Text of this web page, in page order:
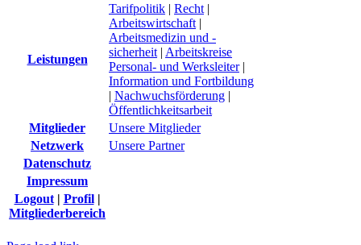
Leistungen
Tarifpolitik | Recht |
Arbeitswirtschaft |
Arbeitsmedizin und -
sicherheit | Arbeitskreise
Personal- und Werksleiter|
Information und Fortbildung
| Nachwuchsförderung |
Öffentlichkeitsarbeit
Mitglieder
Unsere Mitglieder
Netzwerk
Unsere Partner
Datenschutz
Impressum
Logout| Profil|
Mitgliederbereich